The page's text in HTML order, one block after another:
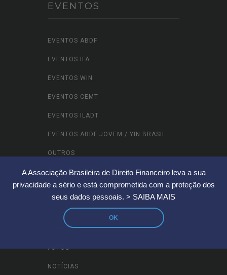
A Associação Brasileira de Direito Financeiro leva a sua
privacidade a sério e está comprometida com a proteção dos
seus dados pessoais. > SAIBA MAIS
OK
EVENTOS
EVENTOS ABDF
EVENTOS IFA
EVENTOS WIN
EVENTOS CEMT
EVENTOS ILADT
EVENTOS ABDF JOVEM / YIN BRASIL
OUTROS
CONTEÚDOS
VÍDEOS
FOTOS
NOTÍCIAS